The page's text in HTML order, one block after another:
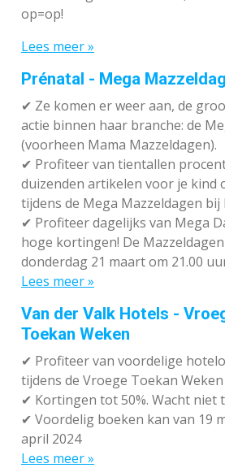
op=op!
Lees meer »
Prénatal - Mega
✔ Ze komen er weer aan, de
actie binnen haar branche: de
(voorheen Mama Mazzeldagen).
✔ Profiteer van tientallen
duizenden artikelen voor je kind
tijdens de Mega Mazzeldagen bij
✔ Profiteer dagelijks van Mega
hoge kortingen! De
donderdag 21 maart om 21.00
Lees meer »
Van der Valk Hotels -
Toekan Weken
✔ Profiteer van voordelige
tijdens de Vroege Toekan
✔ Kortingen tot 50%. Wacht niet
✔ Voordelig boeken kan van 19
april 2024
Lees meer »